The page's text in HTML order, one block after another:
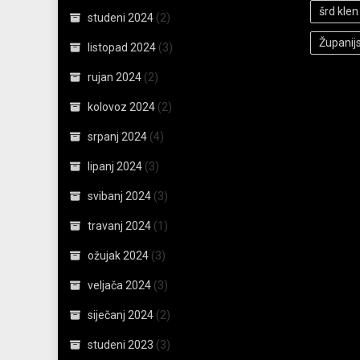
studeni 2024 (2)
listopad 2024 (3)
rujan 2024 (2)
kolovoz 2024 (2)
srpanj 2024 (4)
lipanj 2024 (3)
svibanj 2024 (3)
travanj 2024 (1)
ožujak 2024 (3)
veljača 2024 (3)
siječanj 2024 (2)
studeni 2023 (3)
šrd klen